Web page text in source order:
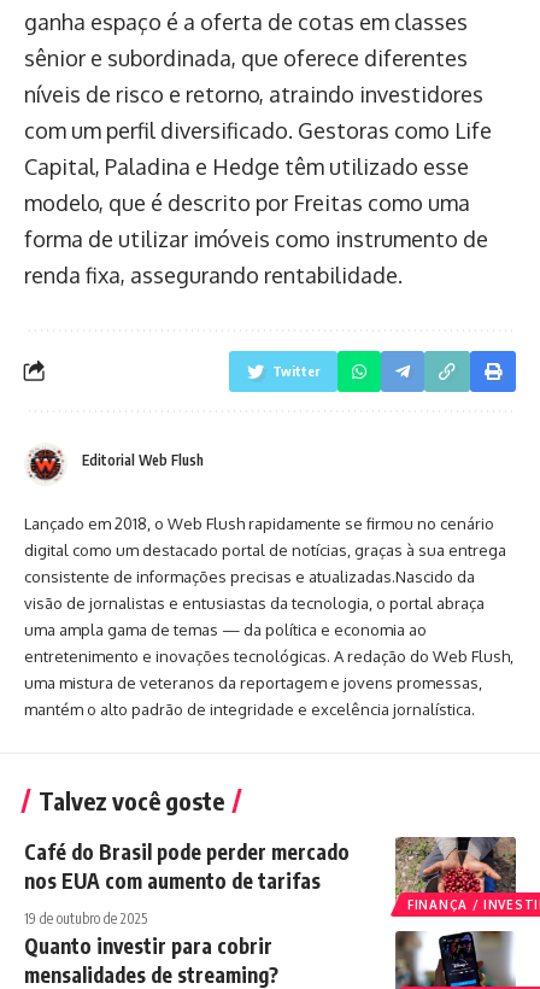
ganha espaço é a oferta de cotas em classes
sênior e subordinada, que oferece diferentes
níveis de risco e retorno, atraindo investidores
com um perfil diversificado. Gestoras como Life
Capital, Paladina e Hedge têm utilizado esse
modelo, que é descrito por Freitas como uma
forma de utilizar imóveis como instrumento de
renda fixa, assegurando rentabilidade.
Twitter
Editorial Web Flush
Lançado em 2018, o Web Flush rapidamente se firmou no cenário
digital como um destacado portal de notícias, graças à sua entrega
consistente de informações precisas e atualizadas.Nascido da
visão de jornalistas e entusiastas da tecnologia, o portal abraça
uma ampla gama de temas — da política e economia ao
entretenimento e inovações tecnológicas. A redação do Web Flush,
uma mistura de veteranos da reportagem e jovens promessas,
mantém o alto padrão de integridade e excelência jornalística.
Talvez você goste
FINANÇA /
Café do Brasil pode perder mercado
nos EUA com aumento de tarifas
19 de outubro de 2025
Quanto investir para cobrir
mensalidades de streaming?